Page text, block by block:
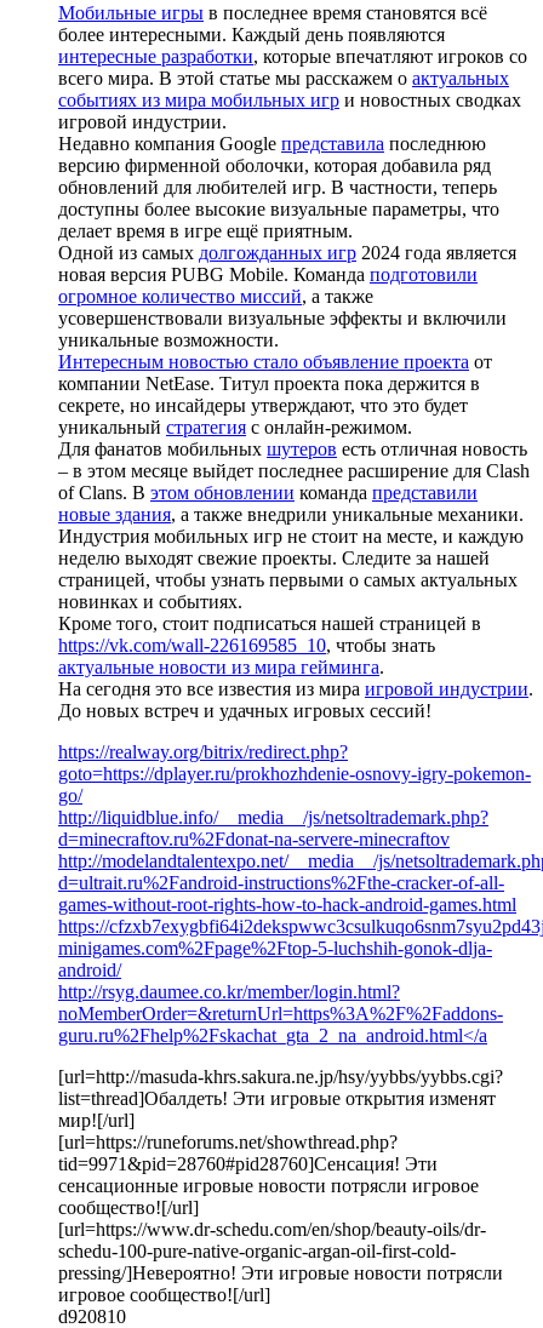
Мобильные игры в последнее время становятся всё
более интересными. Каждый день появляются
интересные разработки, которые впечатляют игроков со
всего мира. В этой статье мы расскажем о актуальных
событиях из мира мобильных игр и новостных сводках
игровой индустрии.
Недавно компания Google представила последнюю
версию фирменной оболочки, которая добавила ряд
обновлений для любителей игр. В частности, теперь
доступны более высокие визуальные параметры, что
делает время в игре ещё приятным.
Одной из самых долгожданных игр 2024 года является
новая версия PUBG Mobile. Команда подготовили
огромное количество миссий, а также
усовершенствовали визуальные эффекты и включили
уникальные возможности.
Интересным новостью стало объявление проекта от
компании NetEase. Титул проекта пока держится в
секрете, но инсайдеры утверждают, что это будет
уникальный стратегия с онлайн-режимом.
Для фанатов мобильных шутеров есть отличная новость
– в этом месяце выйдет последнее расширение для Clash
of Clans. В этом обновлении команда представили
новые здания, а также внедрили уникальные механики.
Индустрия мобильных игр не стоит на месте, и каждую
неделю выходят свежие проекты. Следите за нашей
страницей, чтобы узнать первыми о самых актуальных
новинках и событиях.
Кроме того, стоит подписаться нашей страницей в
https://vk.com/wall-226169585_10, чтобы знать
актуальные новости из мира гейминга.
На сегодня это все известия из мира игровой индустрии.
До новых встреч и удачных игровых сессий!
https://realway.org/bitrix/redirect.php?
goto=https://dplayer.ru/prokhozhdenie-osnovy-igry-pokemon-
go/
http://liquidblue.info/__media__/js/netsoltrademark.php?
d=minecraftov.ru%2Fdonat-na-servere-minecraftov
http://modelandtalentexpo.net/__media__/js/
d=ultrait.ru%2Fandroid-instructions%2Fthe-cracker-of-all-
games-without-root-rights-how-to-hack-android-games.html
https://
minigames.com%2Fpage%2Ftop-5-luchshih-gonok-dlja-
android/
http://rsyg.daumee.co.kr/member/login.html?
noMemberOrder=&returnUrl=https%3A%2F%2Faddons-
guru.ru%2Fhelp%2Fskachat_gta_2_na_android.html</a
[url=http://masuda-khrs.sakura.ne.jp/hsy/yybbs/yybbs.cgi?
list=thread]Обалдеть! Эти игровые открытия изменят
мир![/url]
[url=https://runeforums.net/showthread.php?
tid=9971&pid=28760#pid28760]Сенсация! Эти
сенсационные игровые новости потрясли игровое
сообщество![/url]
[url=https://www.dr-schedu.com/en/shop/beauty-oils/dr-
schedu-100-pure-native-organic-argan-oil-first-cold-
pressing/]Невероятно! Эти игровые новости потрясли
игровое сообщество![/url]
d920810